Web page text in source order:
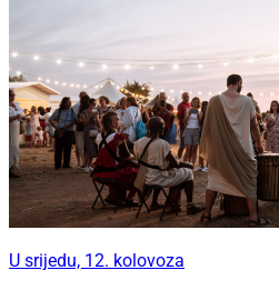
U srijedu, 12. kolovoza